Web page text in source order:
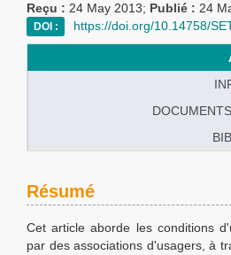
Reçu : 24 May 2013; Publié : 24
DOI : https://doi.org/10.14758/
Résumé
Cet article aborde les conditions
par des associations d'usagers, à